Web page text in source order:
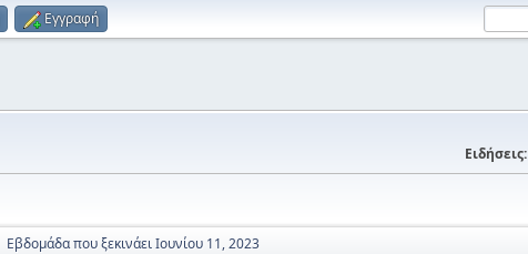
Εγγραφή
Ειδήσεις:
Εβδομάδα που ξεκινάει Ιουνίου 11, 2023